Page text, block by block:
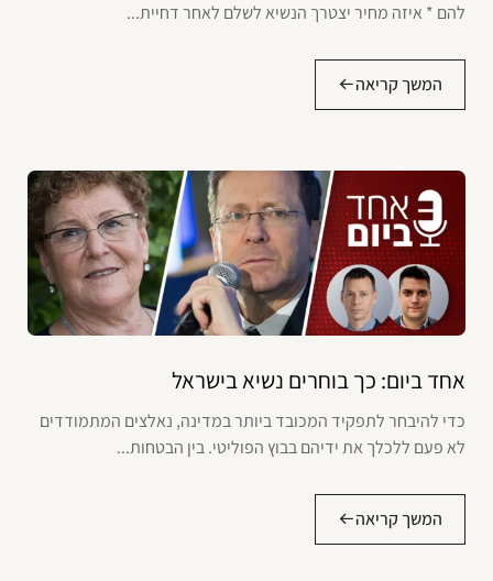
להם * איזה מחיר יצטרך הנשיא לשלם לאחר דחיית...
המשך קריאה
אחד ביום: כך בוחרים נשיא בישראל
כדי להיבחר לתפקיד המכובד ביותר במדינה, נאלצים המתמודדים
לא פעם ללכלך את ידיהם בבוץ הפוליטי. בין הבטחות...
המשך קריאה